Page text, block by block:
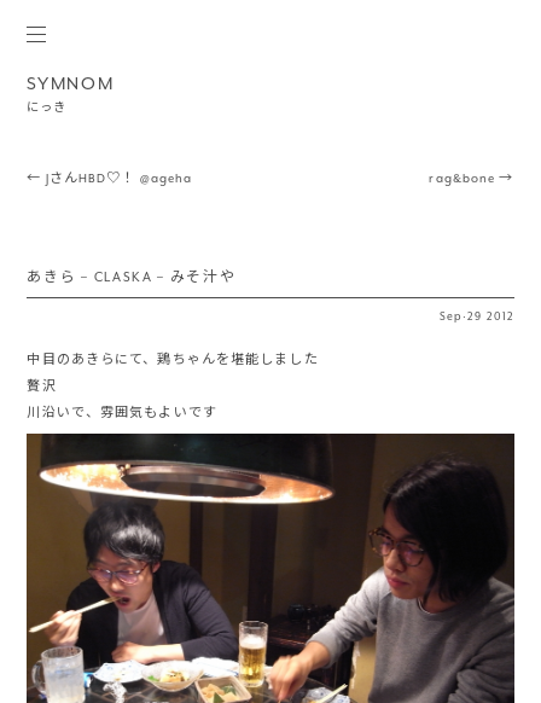
SYMNOM
にっき
Post navigation
← JさんHBD♡！ @ageha rag&bone→
あきら – CLASKA – みそ汁や
Sep ·29 2012
中目のあきらにて、鶏ちゃんを堪能しました
贅沢
川沿いで、雰囲気もよいです